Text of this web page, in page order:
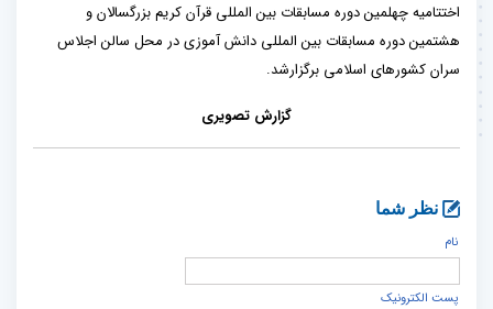
اختتامیه چهلمین دوره مسابقات بین المللی قرآن کریم بزرگسالان و
هشتمین دوره مسابقات بین المللی دانش آموزی در محل سالن اجلاس
سران کشورهای اسلامی برگزارشد.
گزارش تصویری
نظر شما
نام
پست الكترونيک